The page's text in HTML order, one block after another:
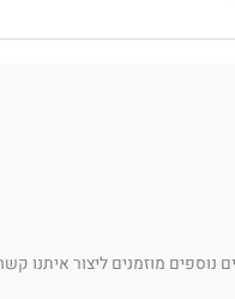
נוספים מוזמנים ליצור איתנו קשר